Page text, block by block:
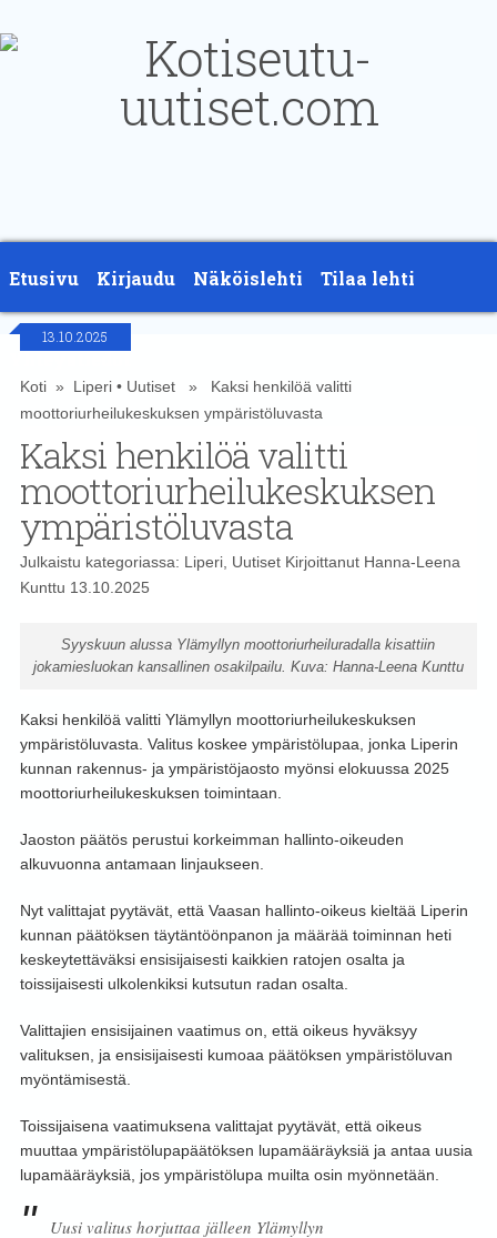
Etusivu Kirjaudu Näköislehti Tilaa lehti
13.10.2025
Koti» Liperi• Uutiset» Kaksi henkilöä valitti
moottoriurheilukeskuksen ympäristöluvasta
Kaksi henkilöä valitti
moottoriurheilukeskuksen
ympäristöluvasta
Julkaistu kategoriassa: Liperi, UutisetKirjoittanut Hanna-Leena
Kunttu 13.10.2025
Syyskuun alussa Ylämyllyn moottoriurheiluradalla kisattiin
jokamiesluokan kansallinen osakilpailu. Kuva: Hanna-Leena Kunttu
Kaksi henkilöä valitti Ylämyllyn moottoriurheilukeskuksen
ympäristöluvasta. Valitus koskee ympäristölupaa, jonka Liperin
kunnan rakennus- ja ympäristöjaosto myönsi elokuussa 2025
moottoriurheilukeskuksen toimintaan.
Jaoston päätös perustui korkeimman hallinto-oikeuden
alkuvuonna antamaan linjaukseen.
Nyt valittajat pyytävät, että Vaasan hallinto-oikeus kieltää Liperin
kunnan päätöksen täytäntöönpanon ja määrää toiminnan heti
keskeytettäväksi ensisijaisesti kaikkien ratojen osalta ja
toissijaisesti ulkolenkiksi kutsutun radan osalta.
Valittajien ensisijainen vaatimus on, että oikeus hyväksyy
valituksen, ja ensisijaisesti kumoaa päätöksen ympäristöluvan
myöntämisestä.
Toissijaisena vaatimuksena valittajat pyytävät, että oikeus
muuttaa ympäristölupapäätöksen lupamääräyksiä ja antaa uusia
lupamääräyksiä, jos ympäristölupa muilta osin myönnetään.
Uusi valitus horjuttaa jälleen Ylämyllyn